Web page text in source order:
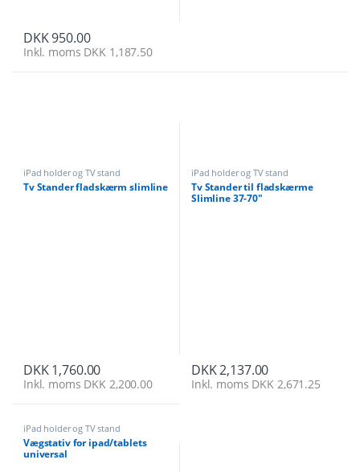
DKK950.00
Inkl. moms DKK 1,187.50
iPad holder og TV stand
Tv Stander fladskærm slimline
DKK1,760.00
Inkl. moms DKK 2,200.00
iPad holder og TV stand
Tv Stander til fladskærme
Slimline 37-70″
DKK2,137.00
Inkl. moms DKK 2,671.25
iPad holder og TV stand
Vægstativ for ipad/tablets
universal